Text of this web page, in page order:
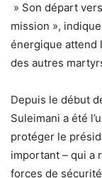
» Son départ
mission »,
énergique attend
des autres
Depuis le début
Suleimani a été
protéger le
important – qui a
forces de